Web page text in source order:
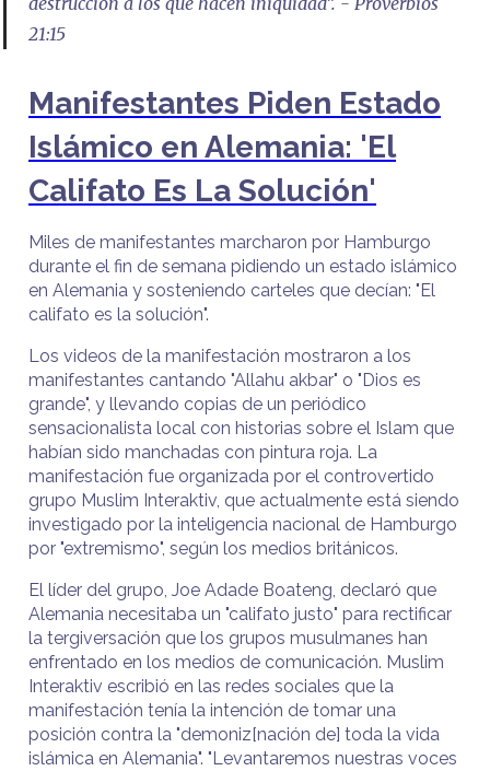
21:15
Manifestantes Piden Estado
Islámico en Alemania: 'El
Califato Es La Solución'
Miles de manifestantes marcharon por Hamburgo
durante el fin de semana pidiendo un estado islámico
en Alemania y sosteniendo carteles que decían: "El
califato es la solución".
Los videos de la manifestación mostraron a los
manifestantes cantando "Allahu akbar" o "Dios es
grande", y llevando copias de un periódico
sensacionalista local con historias sobre el Islam que
habían sido manchadas con pintura roja. La
manifestación fue organizada por el controvertido
grupo Muslim Interaktiv, que actualmente está siendo
investigado por la inteligencia nacional de Hamburgo
por "extremismo", según los medios británicos.
El líder del grupo, Joe Adade Boateng, declaró que
Alemania necesitaba un "califato justo" para rectificar
la tergiversación que los grupos musulmanes han
enfrentado en los medios de comunicación. Muslim
Interaktiv escribió en las redes sociales que la
manifestación tenía la intención de tomar una
posición contra la "demoniz[nación de] toda la vida
islámica en Alemania". "Levantaremos nuestras voces